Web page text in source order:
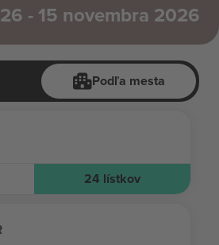
- 15 novembra 2026
Podľa mesta
24 lístkov